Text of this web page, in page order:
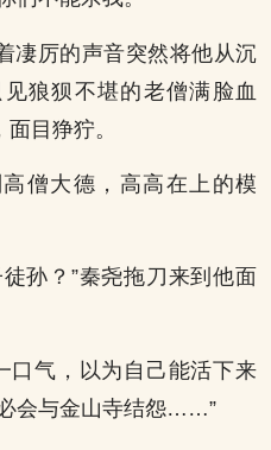
凄厉的声音突然将他从沉
狼狈不堪的老僧满脸血
目狰狞。
僧大德，高高在上的模
孙？”秦尧拖刀来到他面
口气，以为自己能活下来
会与金山寺结怨……”